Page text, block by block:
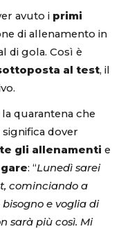
avuto i primi
di allenamento in
di gola. Così è
al test, il
quarantena che
dover
gli allenamenti e
: “Lunedì sarei
cominciando a
e voglia di
sarà più così. Mi